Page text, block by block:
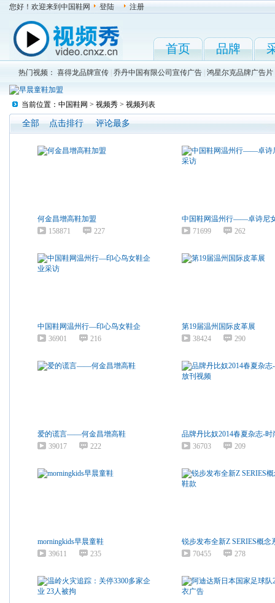
您好！欢迎来到中国鞋网 登陆 注册
首页 品牌
热门视频： 喜得龙品牌宣传 乔丹中国有限公司宣传广告 鸿星尔克品牌广告片
当前位置： 中国鞋网 > 视频秀 > 视频列表
全部 点击排行 评论最多
何金昌增高鞋加盟
158871
227
中国鞋网温州行——卓诗尼
71699
262
中国鞋网温州行—印心鸟女鞋企
36901
216
第19届温州国际皮革展
38424
290
爱的谎言——何金昌增高鞋
39017
222
品牌丹比奴2014春夏杂志-时
36703
209
morningkids早晨童鞋
39611
235
锐步发布全新Z SERIES概念
70455
278